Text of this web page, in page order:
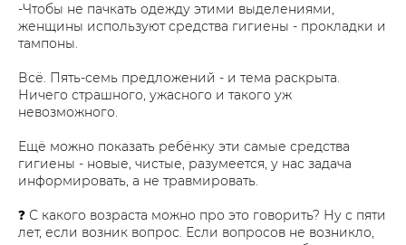
-Чтобы не пачкать одежду этими выделениями,
женщины используют средства гигиены - прокладки и
тампоны.
Всё. Пять-семь предложений - и тема раскрыта.
Ничего страшного, ужасного и такого уж
невозможного.
Ещё можно показать ребёнку эти самые средства
гигиены - новые, чистые, разумеется, у нас задача
информировать, а не травмировать.
❓ С какого возраста можно про это говорить? Ну с пяти
лет, если возник вопрос. Если вопросов не возникло,